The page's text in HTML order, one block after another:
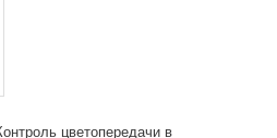
цветопередачи в